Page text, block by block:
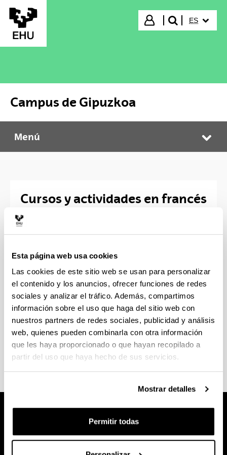
Esta página web usa cookies
Las cookies de este sitio web se usan para personalizar
el contenido y los anuncios, ofrecer funciones de redes
sociales y analizar el tráfico. Además, compartimos
información sobre el uso que haga del sitio web con
nuestros partners de redes sociales, publicidad y análisis
web, quienes pueden combinarla con otra información
que les haya proporcionado o que hayan recopilado a
partir del uso que haya hecho de sus servicios.
Mostrar detalles
Permitir todas
Saltar al contenido principal
Iniciar sesión
buscar"
ES
Campus de Gipuzkoa
Campus de Gipuzkoa
Menú
Cursos y actividades en francés
CURSOS DE FRANCÉS